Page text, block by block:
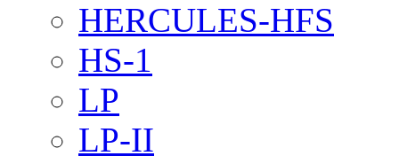
HERCULES-HFS
HS-1
LP
LP-II